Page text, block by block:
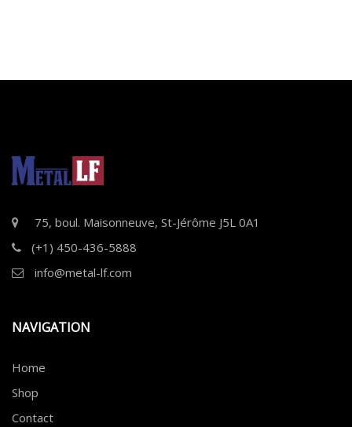
75, boul. Maisonneuve, St-Jérôme J5L 0A1
(+1) 450-436-5888
info@metal-lf.com
NAVIGATION
Home
Shop
Contact